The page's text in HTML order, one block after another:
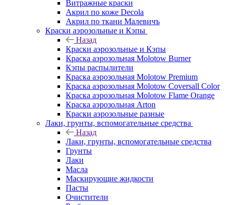
Витражные краски
Акрил по коже Decola
Акрил по ткани Малевичъ
Краски аэрозольные и Кэпы
Назад
Краски аэрозольные и Кэпы
Краска аэрозольная Molotow Burner
Кэпы распылители
Краска аэрозольная Molotow Premium
Краска аэрозольная Molotow Coversall Color
Краска аэрозольная Molotow Flame Orange
Краска аэрозольная Arton
Краски аэрозольные разные
Лаки, грунты, вспомогательные средства
Назад
Лаки, грунты, вспомогательные средства
Грунты
Лаки
Масла
Маскирующие жидкости
Пасты
Очистители